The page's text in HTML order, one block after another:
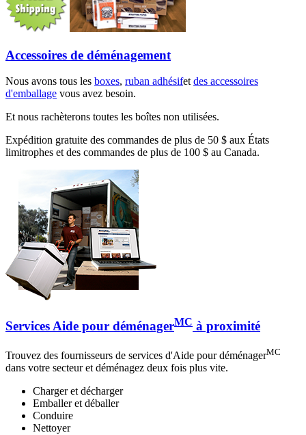
Accessoires de déménagement
Nous avons tous les boxes, ruban adhésifet des accessoires
d'emballage vous avez besoin.
Et nous rachèterons toutes les boîtes non utilisées.
Expédition gratuite des commandes de plus de 50 $ aux États
limitrophes et des commandes de plus de 100 $ au Canada.
Services Aide pour déménagerMC à proximité
Trouvez des fournisseurs de services d'Aide pour déménagerMC
dans votre secteur et déménagez deux fois plus vite.
Charger et décharger
Emballer et déballer
Conduire
Nettoyer